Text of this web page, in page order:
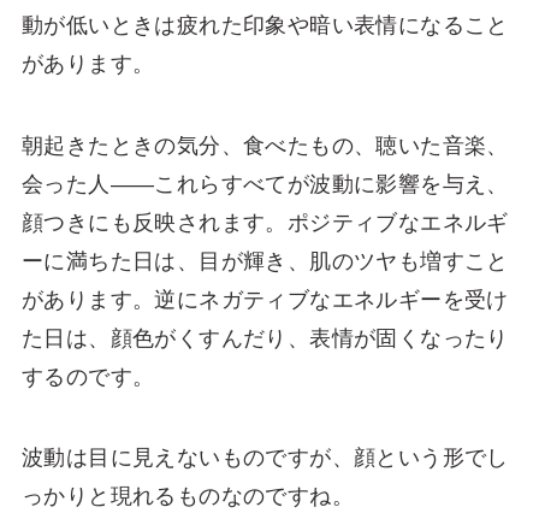
動が低いときは疲れた印象や暗い表情になること
があります。
朝起きたときの気分、食べたもの、聴いた音楽、
会った人――これらすべてが波動に影響を与え、
顔つきにも反映されます。ポジティブなエネルギ
ーに満ちた日は、目が輝き、肌のツヤも増すこと
があります。逆にネガティブなエネルギーを受け
た日は、顔色がくすんだり、表情が固くなったり
するのです。
波動は目に見えないものですが、顔という形でし
っかりと現れるものなのですね。